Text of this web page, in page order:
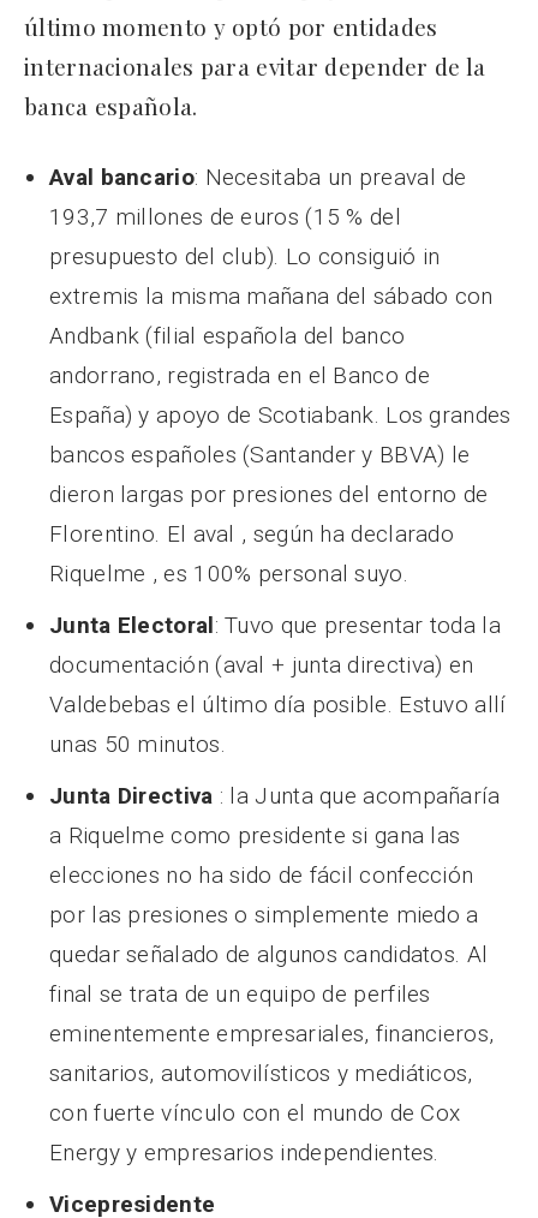
último momento y optó por entidades
internacionales para evitar depender de la
banca española.
Aval bancario: Necesitaba un preaval de
193,7 millones de euros (15 % del
presupuesto del club). Lo consiguió in
extremis la misma mañana del sábado con
Andbank (filial española del banco
andorrano, registrada en el Banco de
España) y apoyo de Scotiabank. Los grandes
bancos españoles (Santander y BBVA) le
dieron largas por presiones del entorno de
Florentino. El aval , según ha declarado
Riquelme , es 100% personal suyo.
Junta Electoral: Tuvo que presentar toda la
documentación (aval + junta directiva) en
Valdebebas el último día posible. Estuvo allí
unas 50 minutos.
Junta Directiva : la Junta que acompañaría
a Riquelme como presidente si gana las
elecciones no ha sido de fácil confección
por las presiones o simplemente miedo a
quedar señalado de algunos candidatos. Al
final se trata de un equipo de perfiles
eminentemente empresariales, financieros,
sanitarios, automovilísticos y mediáticos,
con fuerte vínculo con el mundo de Cox
Energy y empresarios independientes.
Vicepresidente